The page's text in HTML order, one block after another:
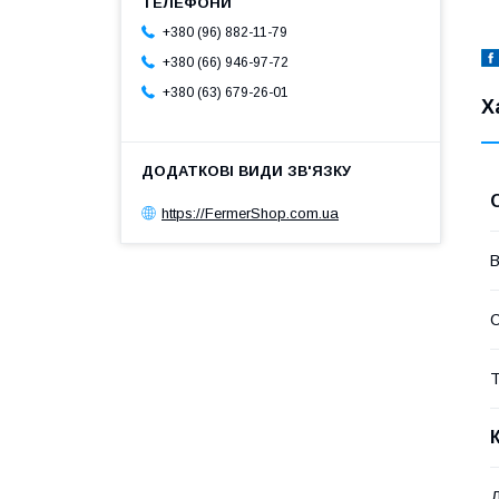
+380 (96) 882-11-79
+380 (66) 946-97-72
+380 (63) 679-26-01
https://FermerShop.com.ua